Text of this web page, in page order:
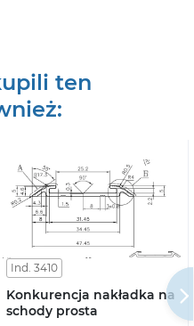
ten
Ind. 3410
Konkurencja nakładka na
schody prosta